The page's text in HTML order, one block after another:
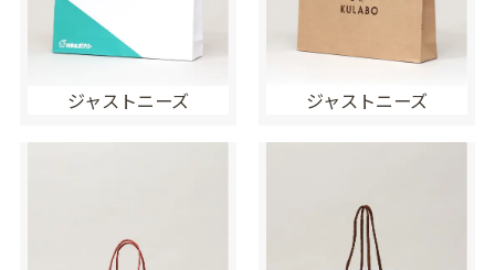
ジャストニーズ ジャストニーズ